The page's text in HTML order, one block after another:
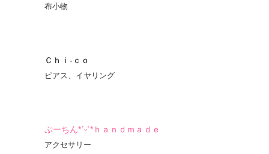
布小物
Ｃｈｉ-ｃｏ
ピアス、イヤリング
ぷーちん*ˊᵕˋ*ｈａｎｄｍａｄｅ
アクセサリー